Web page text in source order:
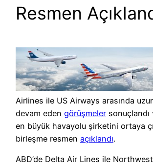
Resmen
Airlines ile US Airways arasında
devam eden görüşmeler sonuçlandı
en büyük havayolu şirketini ortaya
birleşme resmen açıklandı.
ABD’de Delta Air Lines ile